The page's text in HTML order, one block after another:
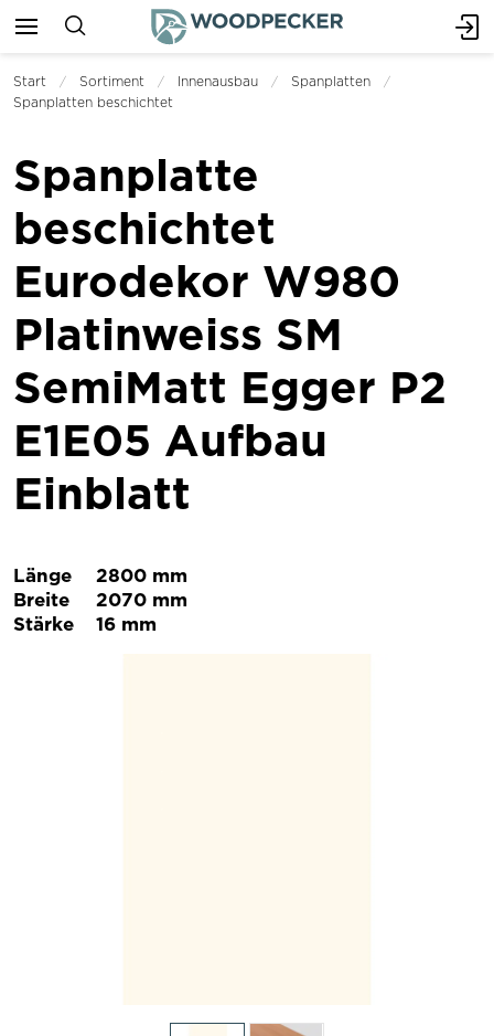
Start Sortiment Innenausbau
Spanplatten
Spanplatten beschichtet
Spanplatte
beschichtet
Eurodekor W980
Platinweiss SM
SemiMatt Egger P2
E1E05 Aufbau
Einblatt
Länge
2800 mm
Breite
2070 mm
Stärke
16 mm